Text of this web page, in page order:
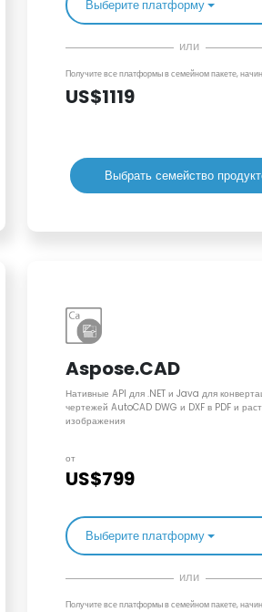
Выберите платформу
или
Получите все платформы в семейном пакете,
US$1119
Выбрать семейство
Aspose.CAD
Нативные API для .NET и Java для
чертежей AutoCAD DWG и DXF в PDF и
изображения
от
US$799
Выберите платформу
или
Получите все платформы в семейном пакете,